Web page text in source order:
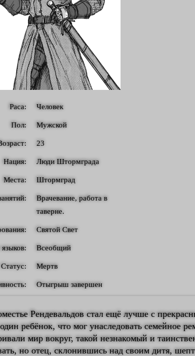
Раса: Человек
Пол: Мужской
23
Нация: Люди Штормграда
Места: Штормград
Врачевание, работа в
таверне.
Святой Свет
Всеобщий
Статус: Мертв
Отыгрыш завершен
Рендевальдов стал ещё лучше с
ребёнок, что мог унаследовать семейное
мир вокруг, такой незнакомый и
но отец, склонившись над своим дитя,